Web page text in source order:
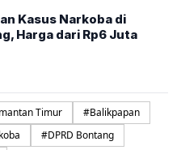
Kasus Narkoba di
Harga dari Rp6 Juta
Timur #Balikpapan
#DPRD Bontang